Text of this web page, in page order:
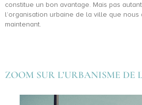
constitue un bon avantage. Mais pas
l’organisation urbaine de la ville que
maintenant.
ZOOM SUR L’URBANISME